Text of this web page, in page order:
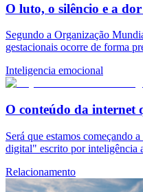
O luto, o silêncio e a
Segundo a Organização
gestacionais ocorre de forma
Inteligencia emocional
O conteúdo da internet
Será que estamos começando
digital" escrito por inteligência
Relacionamento